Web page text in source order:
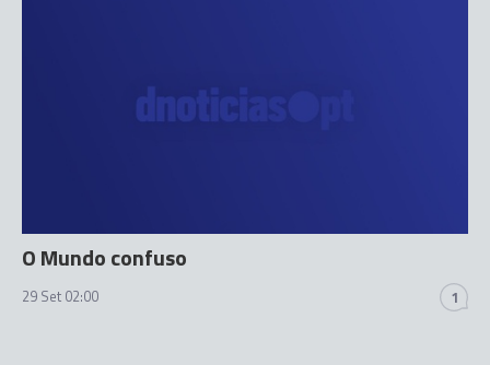
O Mundo confuso
29 Set 02:00 1